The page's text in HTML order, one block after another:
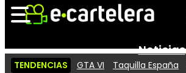
Noticias
TENDENCIAS GTA VI Taquilla España